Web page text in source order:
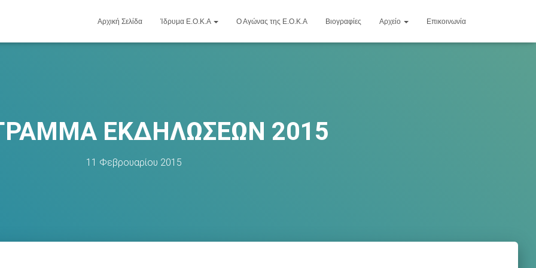
Αρχική Σελίδα Ίδρυμα Ε.Ο.Κ.Α Ο Αγώνας της Ε.Ο.Κ.Α Βιογραφίες Αρχείο Επικοινωνία
ΕΚΔΗΛΩΣΕΩΝ 2015
11 Φεβρουαρίου 2015